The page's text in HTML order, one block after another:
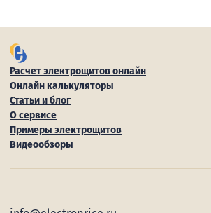
Расчет электрощитов онлайн
Онлайн калькуляторы
Статьи и блог
О сервисе
Примеры электрощитов
Видеообзоры